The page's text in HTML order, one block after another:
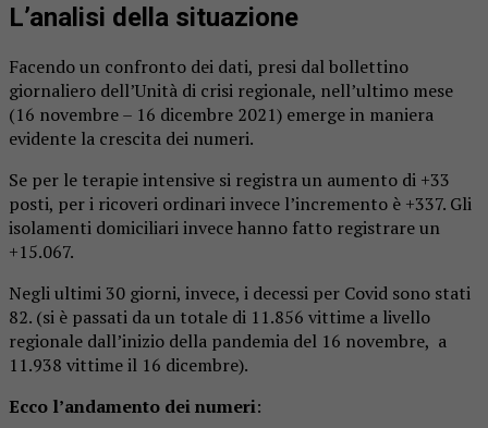
L’analisi della situazione
Facendo un confronto dei dati, presi dal bollettino
giornaliero dell’Unità di crisi regionale, nell’ultimo mese
(16 novembre – 16 dicembre 2021) emerge in maniera
evidente la crescita dei numeri.
Se per le terapie intensive si registra un aumento di +33
posti, per i ricoveri ordinari invece l’incremento è +337. Gli
isolamenti domiciliari invece hanno fatto registrare un
+15.067.
Negli ultimi 30 giorni, invece, i decessi per Covid sono stati
82. (si è passati da un totale di 11.856 vittime a livello
regionale dall’inizio della pandemia del 16 novembre, a
11.938 vittime il 16 dicembre).
Ecco l’andamento dei numeri: